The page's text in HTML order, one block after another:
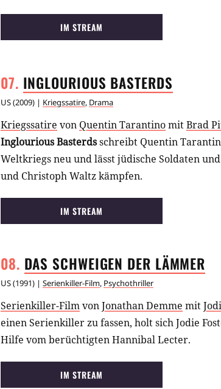
IM STREAM
INGLOURIOUS BASTERDS
US(2009) | Kriegssatire, Drama
Kriegssatire von Quentin TarantinomitBrad
Inglourious Basterdsschreibt Quentin
Weltkriegs neu und lässt jüdische Soldaten
und Christoph Waltz kämpfen.
IM STREAM
DAS SCHWEIGEN DER LÄMMER
US(1991) | Serienkiller-Film, Psychothriller
Serienkiller-FilmvonJonathan Demme mit
einen Serienkiller zu fassen, holt sich Jodie
Hilfe vom berüchtigten Hannibal Lecter.
IM STREAM